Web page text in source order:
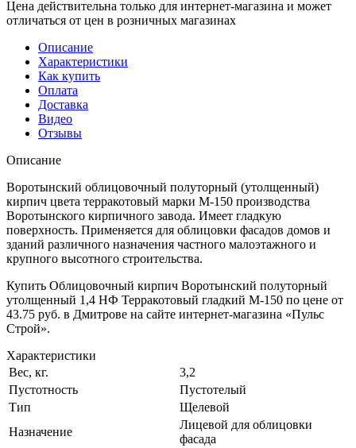
Цена действительна только для интернет-магазина и может
отличаться от цен в розничных магазинах
Описание
Характеристики
Как купить
Оплата
Доставка
Видео
Отзывы
Описание
Воротынский облицовочный полуторный (утолщенный)
кирпич цвета терракотовый марки М-150 производства
Воротынского кирпичного завода. Имеет гладкую
поверхность. Применяется для облицовки фасадов домов и
зданий различного назначения частного малоэтажного и
крупного высотного строительства.
Купить Облицовочный кирпич Воротынский полуторный
утолщенный 1,4 НФ Терракотовый гладкий М-150 по цене от
43.75 руб. в Дмитрове на сайте интернет-магазина «Пульс
Строй».
Характеристики
Вес, кг.
3,2
Пустотность
Пустотелый
Тип
Щелевой
Назначение
Лицевой для облицовки
фасада